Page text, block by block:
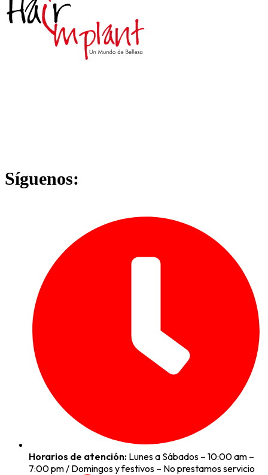
Síguenos:
Horarios de atención: Lunes a Sábados – 10:00 am –
7:00 pm / Domingos y festivos – No prestamos servicio